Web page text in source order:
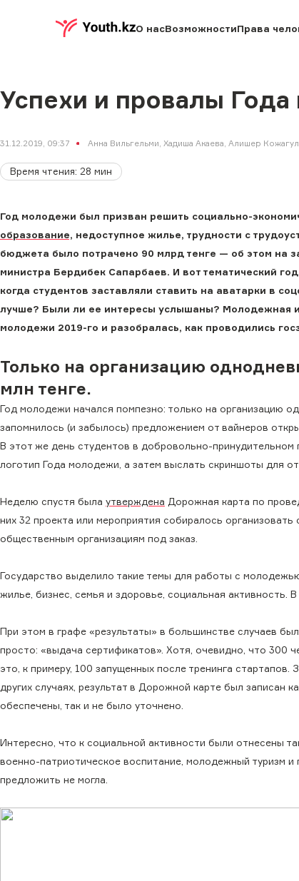
О насВозможностиПрава
Успехи и провалы
31.12.2019, 09:37 Анна Вильгельми, Хадиша Акаева, Алишер
Время чтения: 28 мин
Год молодежи был призван решить социально-
образование, недоступное жилье, трудности с
бюджета было потрачено 90 млрд тенге — об этом на
министра Бердибек Сапарбаев. И вот тематический
когда студентов заставляли ставить на аватарки в
лучше? Были ли ее интересы услышаны? Молодежная
молодежи 2019-го и разобралась, как проводились
Только на организацию
млн тенге.
Год молодежи начался помпезно: только на организацию
запомнилось (и забылось) предложением от вайнеров
В этот же день студентов в добровольно-принудительном
логотип Года молодежи, а затем выслать скриншоты для
Неделю спустя была утверждена Дорожная карта по
них 32 проекта или мероприятия собиралось
общественным организациям под заказ.
Государство выделило такие темы для работы с
жилье, бизнес, семья и здоровье, социальная активность.
При этом в графе «результаты» в большинстве случаев
просто: «выдача сертификатов». Хотя, очевидно, что 300
это, к примеру, 100 запущенных после тренинга
других случаях, результат в Дорожной карте был записан
обеспечены, так и не было уточнено.
Интересно, что к социальной активности были отнесены
военно-патриотическое воспитание, молодежный туризм
предложить не могла.